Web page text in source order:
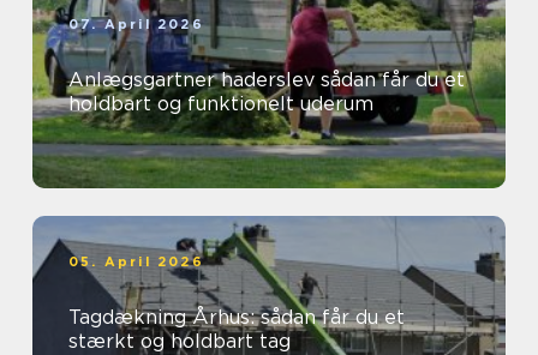
07. April 2026
Anlægsgartner haderslev sådan får du et
holdbart og funktionelt uderum
05. April 2026
Tagdækning Århus: sådan får du et
stærkt og holdbart tag